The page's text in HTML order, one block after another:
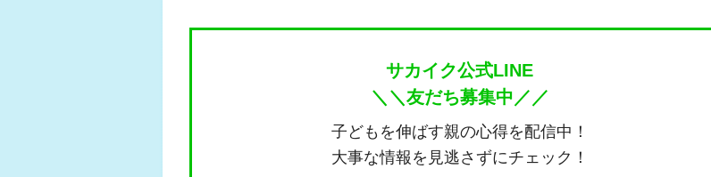
サカイク公式LINE
＼＼友だち募集中／／
子どもを伸ばす親の心得を配信中！
大事な情報を見逃さずにチェック！